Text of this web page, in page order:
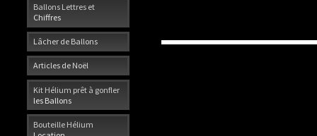
Ballons Lettres et
Chiffres
Lâcher de Ballons
Articles de Noël
Kit Hélium prêt à gonfler
les Ballons
Bouteille Hélium